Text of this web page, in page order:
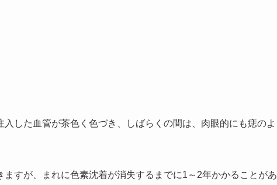
した血管が茶色く色づき、しばらくの間は、肉眼的にも痣のよ
すが、まれに色素沈着が消失するまでに1～2年かかることがあ